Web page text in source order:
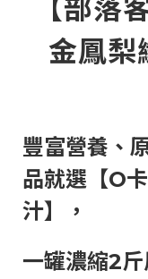
【部落
金鳳梨
豐富營養、
品就選【O
汁】，
一罐濃縮2